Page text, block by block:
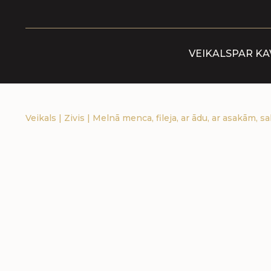
VEIKALSPAR
Veikals | Zivis | Melnā menca, fileja, ar ādu, ar asakām,